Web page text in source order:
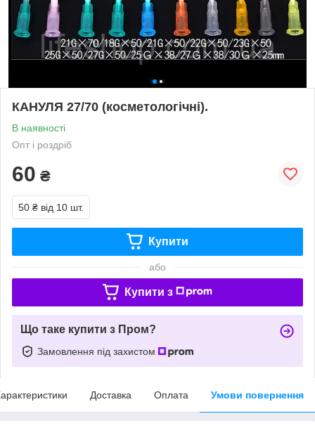
КАНУЛЯ 27/70 (косметологічні).
В наявності
Опт і роздріб
60 ₴
50 ₴ від 10 шт.
Купити
або
Купити з
Що таке купити з Пром?
Замовлення під захистом
Доставка Оплата Умови повернення